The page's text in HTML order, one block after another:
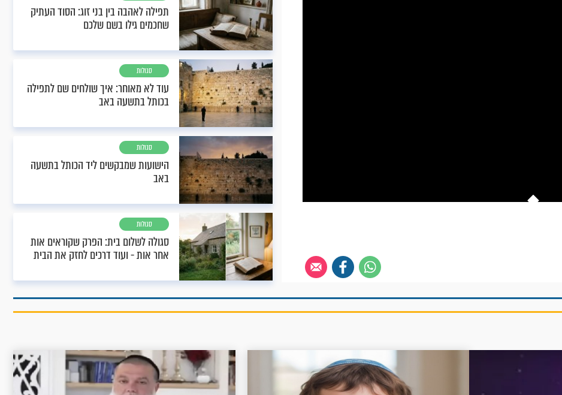
תפילה לאהבה בין בני זוג: הסוד העתיק
שחכמים גילו בשם שלכם
סגולות
עוד לא מאוחר: איך שולחים שם לתפילה
בכותל בתשעה באב
סגולות
הישועות שמבקשים ליד הכותל בתשעה
באב
סגולות
סגולה לשלום בית: הפרק שקוראים אות
אחר אות - ועוד דרכים לחזק את הבית